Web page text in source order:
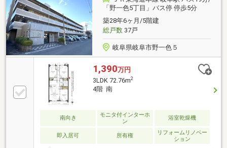
店の私達は、周辺環境、相場、お得な住宅ローンプラ
ンなどご丁寧にご案内できます。＝＝＝＝＝＝＝＝＝
＝＝＝＝＝＝＝＝＝＝＝＝＝＝＝＝
「野一色5丁目」バス停 停歩5分
築28年6ヶ月/5階建
総戸数37戸
岐阜県岐阜市野一色５
1,390万円
3LDK 72.76m2
4階 南
南向き
モニタ付インターホ
ン
浴室乾燥機
即入居可 所有権
リフォームリノベー
ション